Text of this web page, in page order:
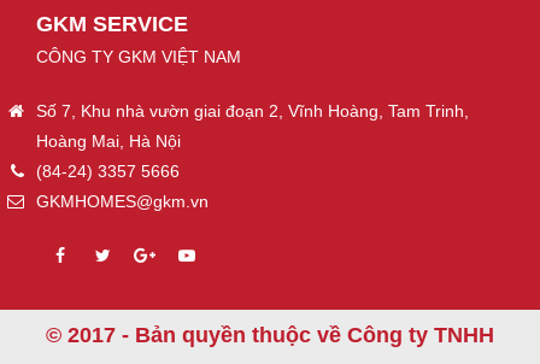
GKM SERVICE
CÔNG TY GKM VIỆT NAM
Số 7, Khu nhà vườn giai đoạn 2, Vĩnh Hoàng, Tam Trinh,
Hoàng Mai, Hà Nội
(84-24) 3357 5666
GKMHOMES@gkm.vn
© 2017 - Bản quyền thuộc về Công ty TNHH